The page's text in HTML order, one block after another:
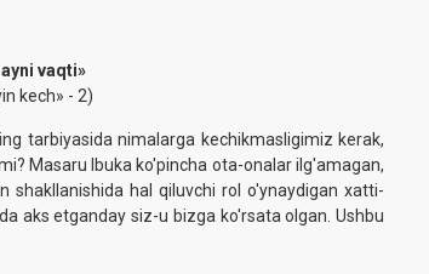
vaqti»
kech» - 2)
tarbiyasida nimalarga kechikmasligimiz kerak,
Masaru Ibuka ko'pincha ota-onalar ilg'amagan,
shakllanishida hal qiluvchi rol o'ynaydigan xatti-
aks etganday siz-u bizga ko'rsata olgan. Ushbu